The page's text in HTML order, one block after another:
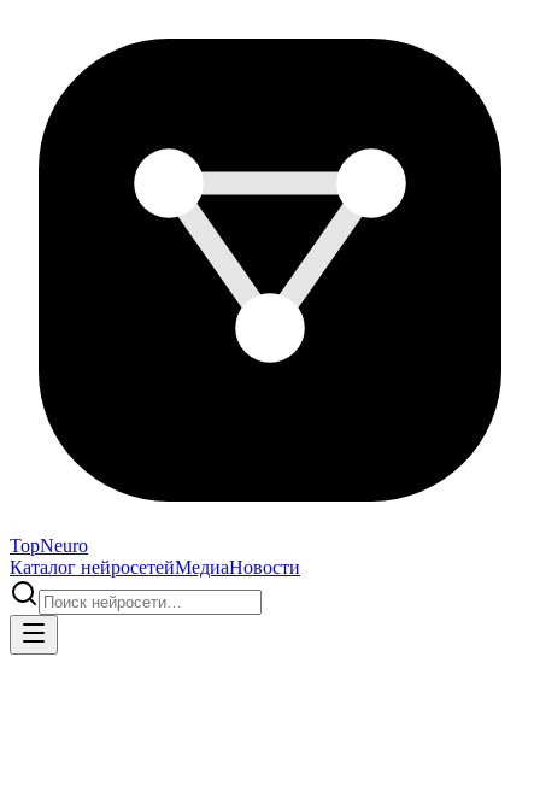
TopNeuro
Каталог нейросетейМедиаНовости